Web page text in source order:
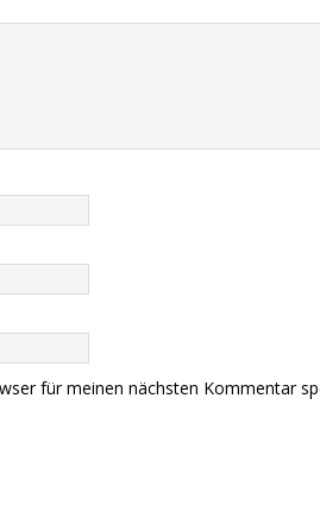
für meinen nächsten Kommentar